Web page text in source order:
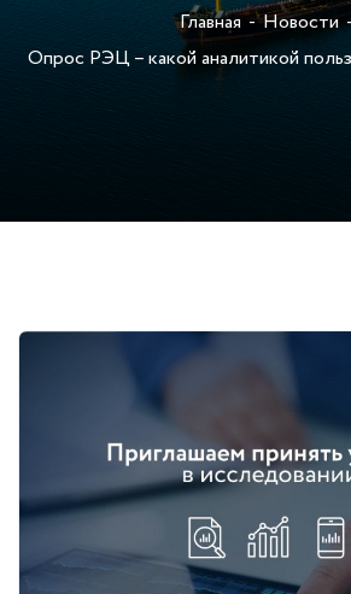
Главная
Новости
Опрос РЭЦ – какой аналитикой